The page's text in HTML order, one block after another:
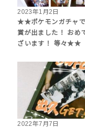
2023年1月2日
★★ポケモンガチャ
賞が出ました！ おめ
ざいます！ 等々★★
2022年7月7日